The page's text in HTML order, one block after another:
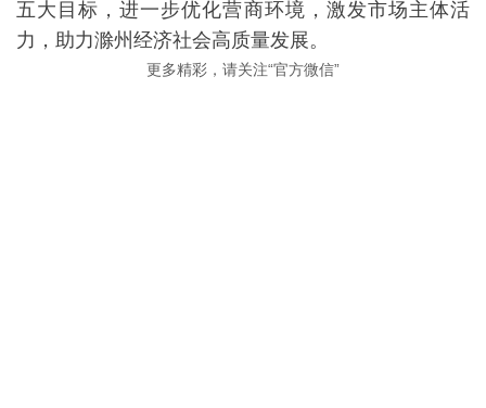
五大目标，进一步优化营商环境，激发市场主体活
力，助力滁州经济社会高质量发展。
更多精彩，请关注“官方微信”